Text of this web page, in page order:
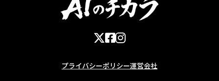
プライバシーポリシー運営会社